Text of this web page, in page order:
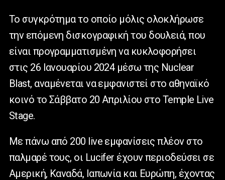
Το συγκρότημα το οποίο μόλις ολοκλήρωσε
την επόμενη δισκογραφική του δουλειά, που
είναι προγραμματισμένη να κυκλοφορήσει
στις 26 Ιανουαρίου 2024 μέσω της Nuclear
Blast, αναμένεται να εμφανιστεί στο αθηναϊκό
κοινό το Σάββατο 20 Απριλίου στο Temple Live
Stage.
Με πάνω από 200 live εμφανίσεις πλέον στο
παλμαρέ τους, οι Lucifer έχουν περιοδεύσει σε
Αμερική, Καναδά, Ιαπωνία και Ευρώπη, έχοντας